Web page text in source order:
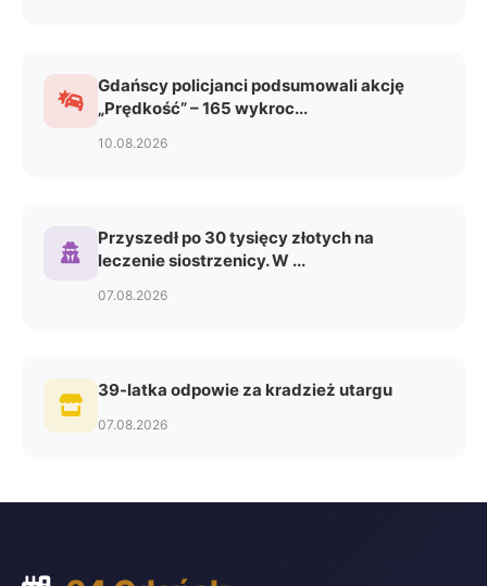
Gdańscy policjanci podsumowali akcję
„Prędkość” – 165 wykroc...
10.08.2026
Przyszedł po 30 tysięcy złotych na
leczenie siostrzenicy. W ...
07.08.2026
39-latka odpowie za kradzież utargu
07.08.2026